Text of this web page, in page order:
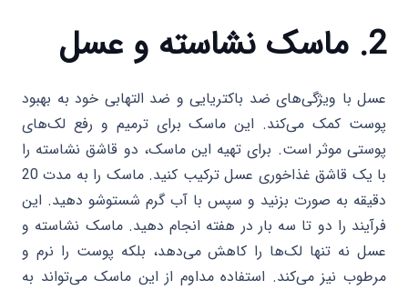
2. ماسک نشاسته و عسل
عسل با ویژگی‌های ضد باکتریایی و ضد التهابی خود به بهبود
پوست کمک می‌کند. این ماسک برای ترمیم و رفع لک‌های
پوستی موثر است. برای تهیه این ماسک، دو قاشق نشاسته را
با یک قاشق غذاخوری عسل ترکیب کنید. ماسک را به مدت 20
دقیقه به صورت بزنید و سپس با آب گرم شستوشو دهید. این
فرآیند را دو تا سه بار در هفته انجام دهید. ماسک نشاسته و
عسل نه تنها لک‌ها را کاهش می‌دهد، بلکه پوست را نرم و
مرطوب نیز می‌کند. استفاده مداوم از این ماسک می‌تواند به